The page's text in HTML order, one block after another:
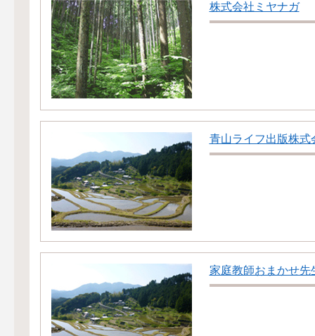
株式会社ミヤナガ
青山ライフ出版株式
家庭教師おまかせ先